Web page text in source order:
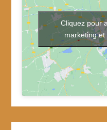
Cliquez pour
marketing